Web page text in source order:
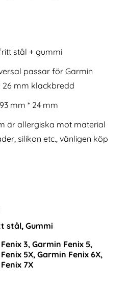
stål + gummi
passar för Garmin
mm klackbredd
mm * 24 mm
är allergiska mot material
silikon etc., vänligen köp
produkt
stål, Gummi
3, Garmin Fenix 5,
5X, Garmin Fenix 6X,
7X